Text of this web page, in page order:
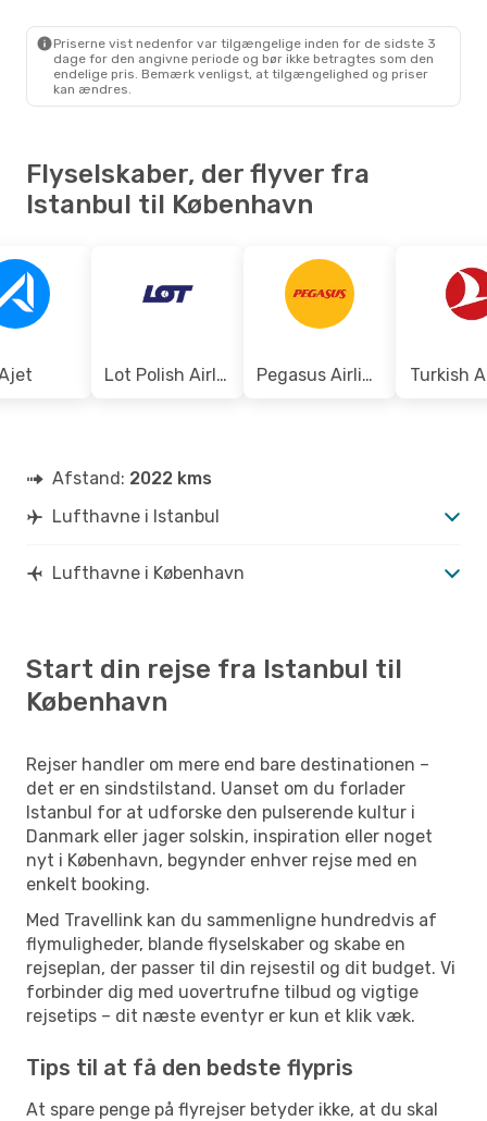
Priserne vist nedenfor var tilgængelige inden for de sidste 3
dage for den angivne periode og bør ikke betragtes som den
endelige pris. Bemærk venligst, at tilgængelighed og priser
kan ændres.
Flyselskaber, der flyver fra
Istanbul til København
Lot Polish Airlines Pegasus Airlines Turkish
Afstand: 2022 kms
Lufthavne i Istanbul
Lufthavne i København
Start din rejse fra Istanbul til
København
Rejser handler om mere end bare destinationen –
det er en sindstilstand. Uanset om du forlader
Istanbul for at udforske den pulserende kultur i
Danmark eller jager solskin, inspiration eller noget
nyt i København, begynder enhver rejse med en
enkelt booking.
Med Travellink kan du sammenligne hundredvis af
flymuligheder, blande flyselskaber og skabe en
rejseplan, der passer til din rejsestil og dit budget. Vi
forbinder dig med uovertrufne tilbud og vigtige
rejsetips – dit næste eventyr er kun et klik væk.
Tips til at få den bedste flypris
At spare penge på flyrejser betyder ikke, at du skal